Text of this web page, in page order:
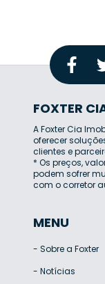
FOXTER
A Foxter Cia
oferecer
clientes e
* Os preços,
podem sofrer
com o corretor
MENU
- Sobre a Foxter
- Notícias